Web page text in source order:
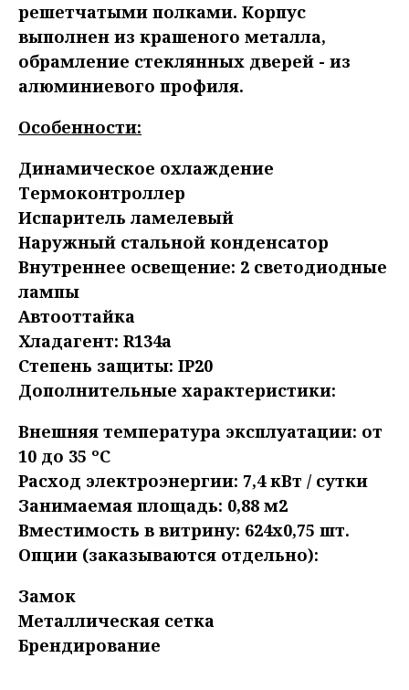
решетчатыми полками. Корпус
выполнен из крашеного металла,
обрамление стеклянных дверей - из
алюминиевого профиля.
Особенности:
Динамическое охлаждение
Термоконтроллер
Испаритель ламелевый
Наружный стальной конденсатор
Внутреннее освещение: 2 светодиодные
лампы
Автооттайка
Хладагент: R134a
Степень защиты: IP20
​Дополнительные характеристики:
Внешняя температура эксплуатации: от
10 до 35 ºC
Расход электроэнергии: 7,4 кВт / сутки
Занимаемая площадь: 0,88 м2
​Вместимость в витрину: 624х0,75 шт.
Опции (заказываются отдельно):
Замок
Металлическая сетка
Брендирование